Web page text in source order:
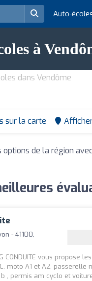
Auto-
à
dans Vendôme
sur la carte
options de la région
- 41100,
CONDUITE vous propose
moto A1 et A2, passerelle
, permis am cyclo et